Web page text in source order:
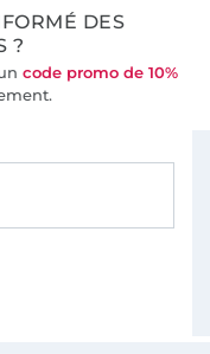
DES
?
code promo de 10%